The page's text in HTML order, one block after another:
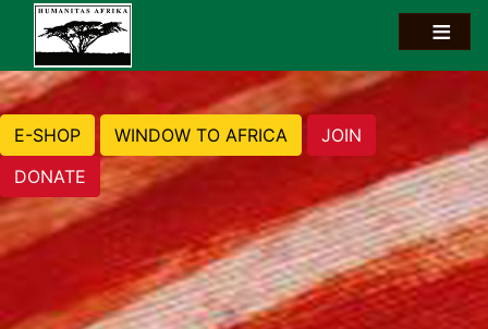
E-SHOP WINDOW TO AFRICA
JOIN
DONATE